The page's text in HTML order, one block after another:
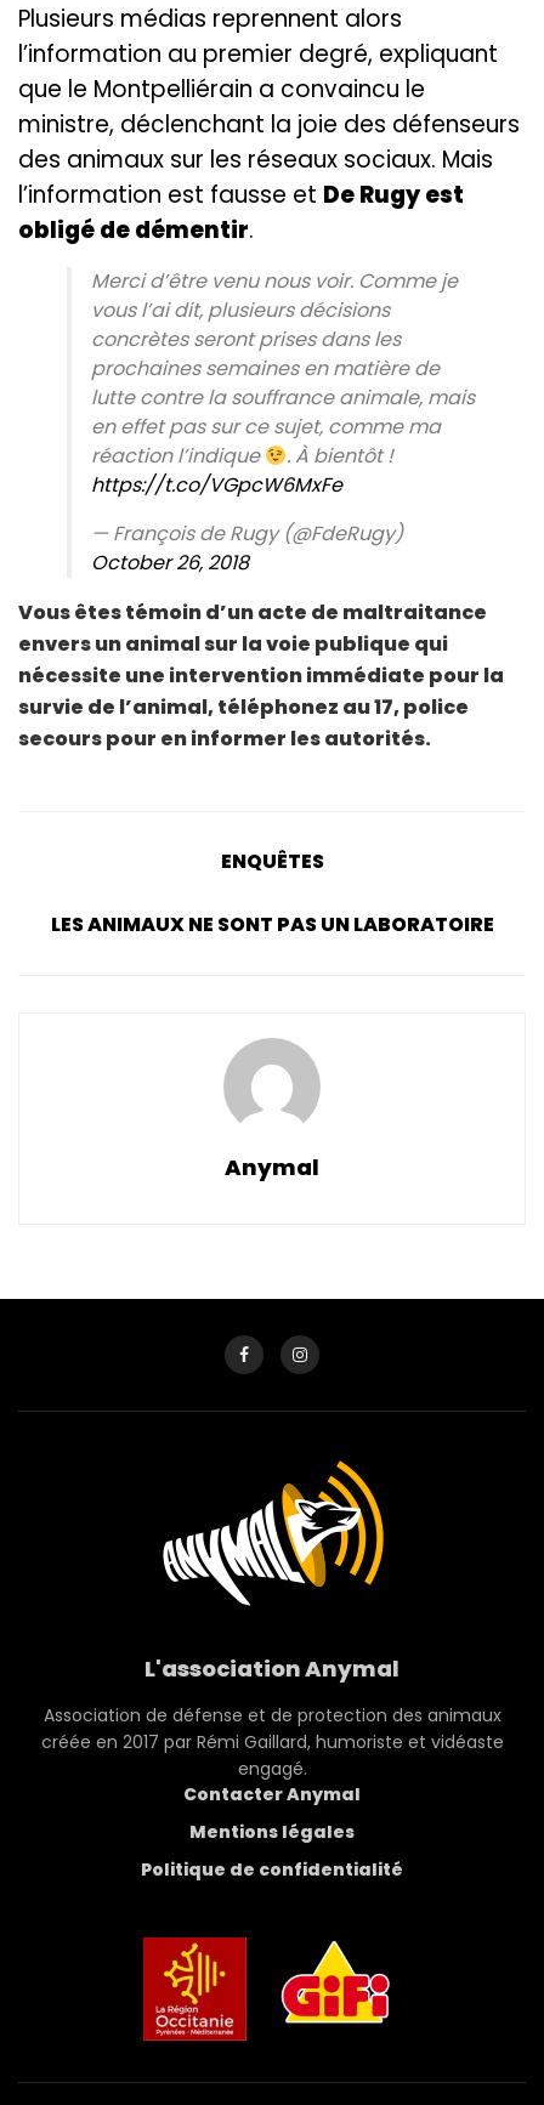
Plusieurs médias reprennent alors
l’information au premier degré, expliquant
que le Montpelliérain a convaincu le
ministre, déclenchant la joie des défenseurs
des animaux sur les réseaux sociaux. Mais
l’information est fausse et De Rugy est
obligé de démentir.
Merci d’être venu nous voir. Comme je
vous l’ai dit, plusieurs décisions
concrètes seront prises dans les
prochaines semaines en matière de
lutte contre la souffrance animale, mais
en effet pas sur ce sujet, comme ma
réaction l’indique
. À bientôt !
https://t.co/VGpcW6MxFe
— François de Rugy (@FdeRugy)
October 26, 2018
Vous êtes témoin d’un acte de maltraitance
envers un animal sur la voie publique qui
nécessite une intervention immédiate pour la
survie de l’animal, téléphonez au 17, police
secours pour en informer les autorités.
ENQUÊTES
LES ANIMAUX NE SONT PAS UN LABORATOIRE
Anymal
L'association Anymal
Association de défense et de protection des animaux
créée en 2017 par Rémi Gaillard, humoriste et vidéaste
engagé.
Contacter Anymal
Mentions légales
Politique de confidentialité